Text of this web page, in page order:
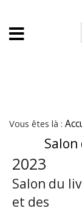
Vous êtes là :
2023
Salon du
et des